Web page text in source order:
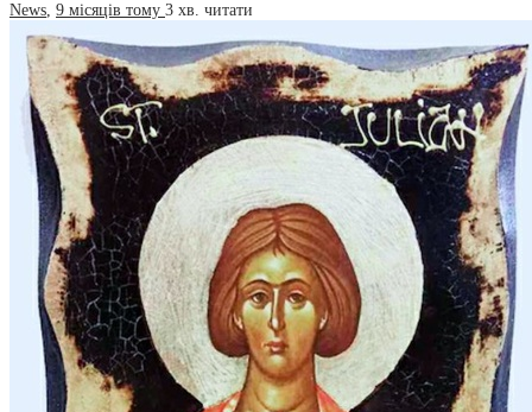
News, 9 місяців тому 3 хв. читати